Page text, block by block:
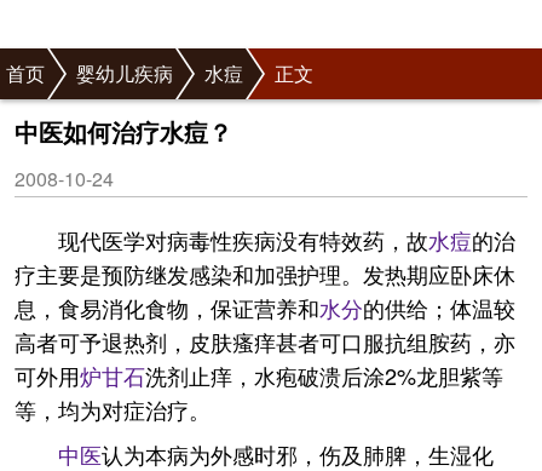
首页 婴幼儿疾病 水痘 正文
中医如何治疗水痘？
2008-10-24
现代医学对病毒性疾病没有特效药，故水痘的治
疗主要是预防继发感染和加强护理。发热期应卧床休
息，食易消化食物，保证营养和水分的供给；体温较
高者可予退热剂，皮肤瘙痒甚者可口服抗组胺药，亦
可外用炉甘石洗剂止痒，水疱破溃后涂2%龙胆紫等
等，均为对症治疗。
中医认为本病为外感时邪，伤及肺脾，生湿化